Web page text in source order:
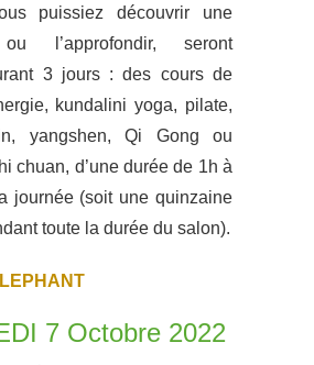
puissiez découvrir une
l’approfondir, seront
3 jours : des cours de
kundalini yoga, pilate,
yangshen, Qi Gong ou
chuan, d’une durée de 1h à
journée (soit une quinzaine
toute la durée du salon).
7 Octobre 2022